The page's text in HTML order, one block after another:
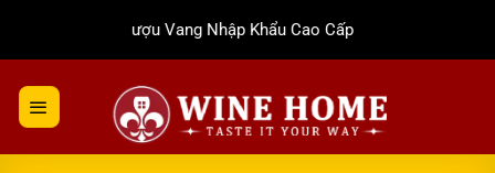
dung
Rượu Vang Nhập Khẩu Cao Cấp